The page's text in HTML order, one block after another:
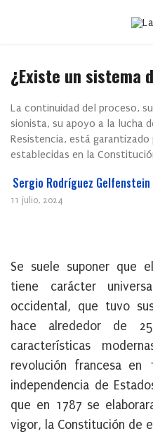
¿Existe un sistema
La continuidad del proceso,
sionista, su apoyo a la lucha
Resistencia, está garantizado
establecidas en la
Sergio Rodríguez Gelfenstein
11 julio, 2024
Se suele suponer que
tiene carácter
occidental, que tuvo
hace alrededor de
características
revolución francesa en
independencia de
que en 1787 se
vigor, la Constitución de